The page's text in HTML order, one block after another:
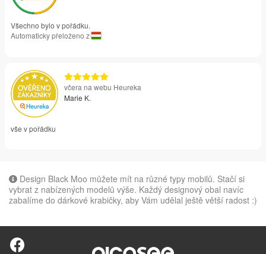
Všechno bylo v pořádku.
Automaticky přeloženo z
včera na webu Heureka
Marie K.
vše v pořádku
Design Black Moo můžete mít na různé typy mobilů. Stačí si
vybrat z nabízených modelů výše. Každý designový obal navíc
zabalíme do dárkové krabičky, aby Vám udělal ještě větší radost :)